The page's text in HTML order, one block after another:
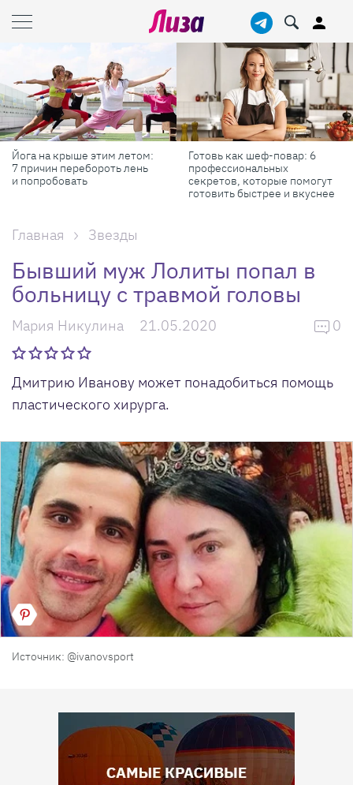
Йога на крыше этим летом:
7 причин перебороть лень
и попробовать
Готовь как шеф-повар: 6
профессиональных
секретов, которые помогут
готовить быстрее и вкуснее
Главная Звезды
Бывший муж Лолиты попал в
больницу с травмой головы
Мария Никулина 21.05.2020 0
Дмитрию Иванову может понадобиться помощь
пластического хирурга.
Источник: @ivanovsport